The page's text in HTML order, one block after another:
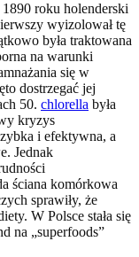
roku holenderski
wyizolował tę
była traktowana
na warunki
się w
dostrzegać jej
50. chlorella była
kryzys
i efektywna, a
Jednak
ściana komórkowa
sprawiły, że
W Polsce stała się
na „superfoods”